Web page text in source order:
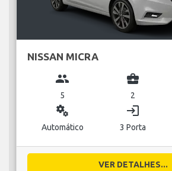
NISSAN MICRA
group
5
business_center
2
miscellaneous_services
Automático
login
3 Porta
VER DETALHES...